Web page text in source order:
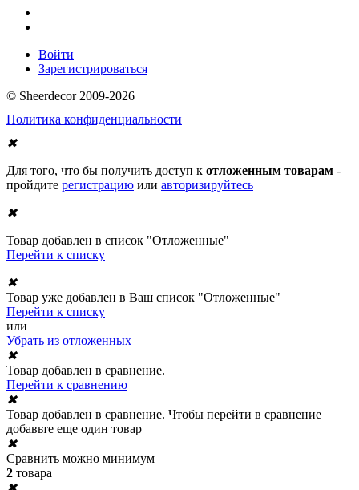
Войти
Зарегистрироваться
© Sheerdecor 2009-2026
Политика конфиденциальности
✖
Для того, что бы получить доступ к отложенным товарам -
пройдите регистрацию или авторизируйтесь
✖
Товар добавлен в список "Отложенные"
Перейти к списку
✖
Товар уже добавлен в Ваш список "Отложенные"
Перейти к списку
или
Убрать из отложенных
✖
Товар добавлен в сравнение.
Перейти к сравнению
✖
Товар добавлен в сравнение. Чтобы перейти в сравнение
добавьте еще один товар
✖
Сравнить можно минимум
2 товара